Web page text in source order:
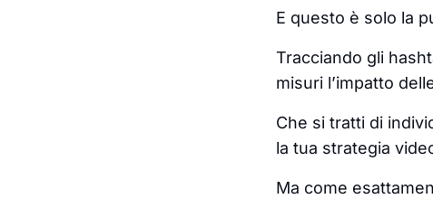
E questo è solo la
Tracciando gli
misuri l’impatto
Che si tratti di
la tua strategia
Ma come